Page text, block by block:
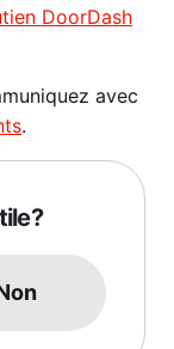
DoorDash
avec
.